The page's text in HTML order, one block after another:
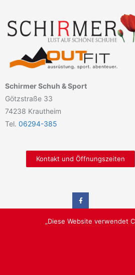
Schirmer Schuh & Sport
Götzstraße 33
74238 Krautheim
Tel. 06294-385
Kontakt und Öffnungszeiten
„Diese Website verwendet